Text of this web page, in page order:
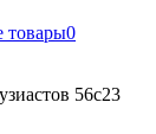
товары0
56с23